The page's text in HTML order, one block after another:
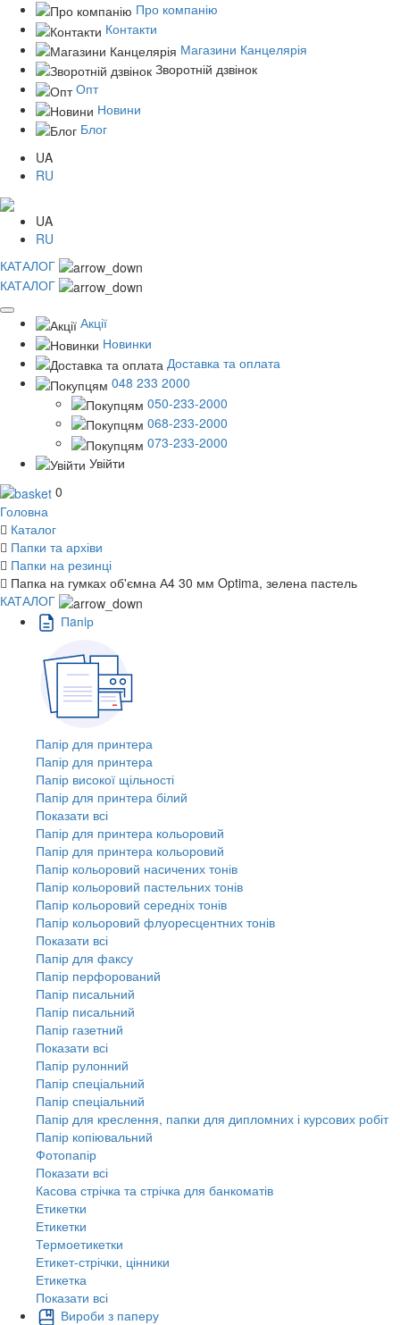
Про компанію
Контакти
Магазини Канцелярія
Зворотній дзвінок
Опт
Новини
Блог
UA
RU
UA
RU
КАТАЛОГ
КАТАЛОГ
Акції
Новинки
Доставка та оплата
048 233 2000
050-233-2000
068-233-2000
073-233-2000
Увійти
0
Головна
Каталог
Папки та архіви
Папки на резинці
Папка на гумках об'ємна А4 30 мм Optima, зелена пастель
КАТАЛОГ
Пaпiр
Папір для принтера
Папір для принтера
Папір високої щільності
Папір для принтера білий
Показати всі
Папір для принтера кольоровий
Папір для принтера кольоровий
Папір кольоровий насичених тонів
Папір кольоровий пастельних тонів
Папір кольоровий середніх тонів
Папір кольоровий флуоресцентних тонів
Показати всі
Папір для факсу
Папір перфорований
Папір писальний
Папір писальний
Папір газетний
Показати всі
Папір рулонний
Папір спеціальний
Папір спеціальний
Папір для креслення, папки для дипломних і курсових робіт
Папір копіювальний
Фотопапір
Показати всі
Касова стрічка та стрічка для банкоматів
Етикетки
Етикетки
Термоетикетки
Етикет-стрічки, цінники
Етикетка
Показати всі
Вироби з паперу